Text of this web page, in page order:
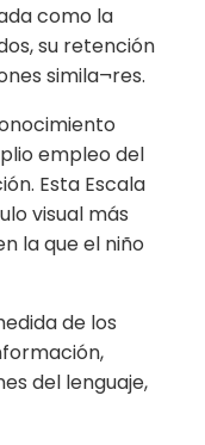
como la
su retención
simila¬res.
empleo del
Esta Escala
visual más
la que el niño
de los
del lenguaje,